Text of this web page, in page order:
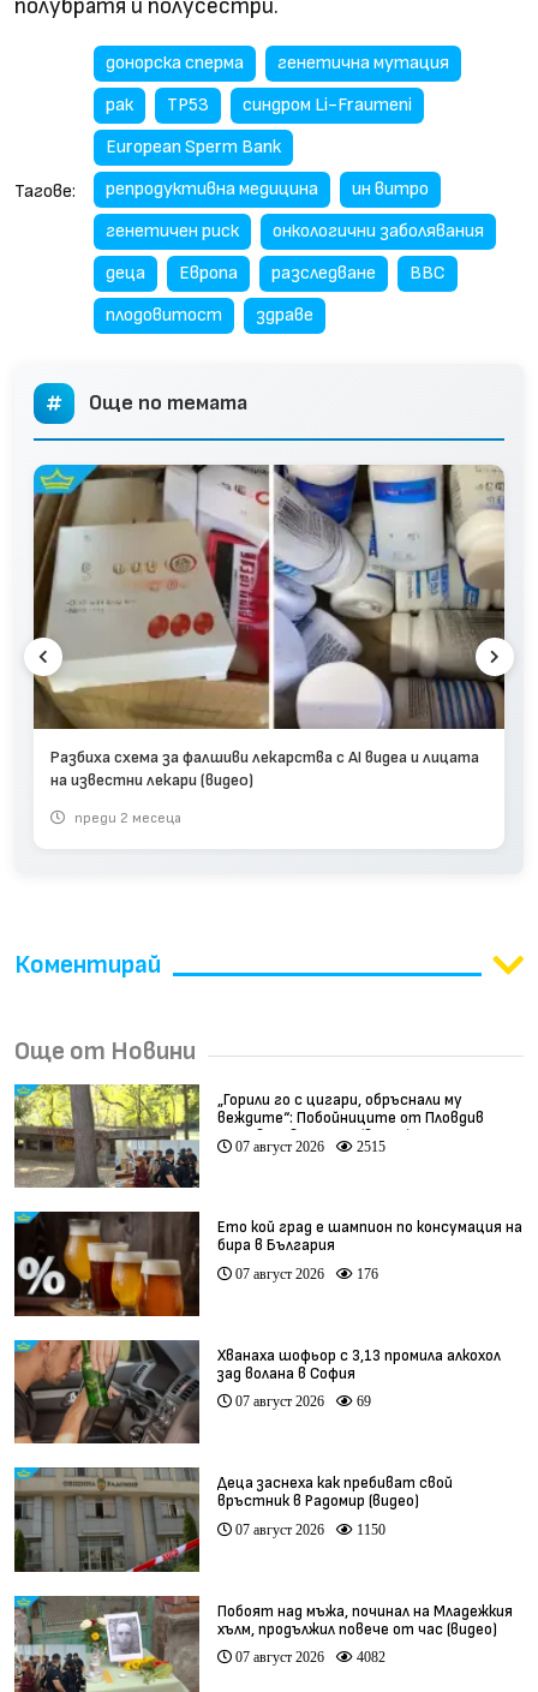
полубратя и полусестри.
Тагове:
донорска сперма
генетична мутация
рак
TP53
синдром Li-Fraumeni
European Sperm Bank
репродуктивна медицина
ин витро
генетичен риск
онкологични заболявания
деца
Европа разследване
BBC
плодовитост
здраве
Още по темата
Разбиха схема за фалшиви лекарства с AI видеа и лицата
на известни лекари (видео)
преди 2 месеца
Коментирай
Още от Новини
„Горили го с цигари, обръснали му
веждите“: Побойниците от Пловдив
остават в ареста (видео)
07 август 2026 2515
Ето кой град е шампион по консумация на
бира в България
07 август 2026 176
Хванаха шофьор с 3,13 промила алкохол
зад волана в София
07 август 2026 69
Деца заснеха как пребиват свой
връстник в Радомир (видео)
07 август 2026 1150
Побоят над мъжа, починал на Младежкия
хълм, продължил повече от час (видео)
07 август 2026 4082